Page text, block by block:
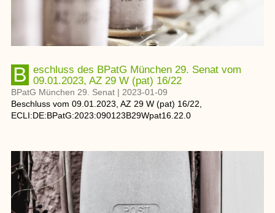
Beschluss des BPatG München 29. Senat vom 09.01.2023, AZ 29 W (pat) 16/22
BPatG München 29. Senat | 2023-01-09
Beschluss vom 09.01.2023 , AZ 29 W (pat) 16/22
ECLI:DE:BPatG:2023:090123B29Wpat16.22.0